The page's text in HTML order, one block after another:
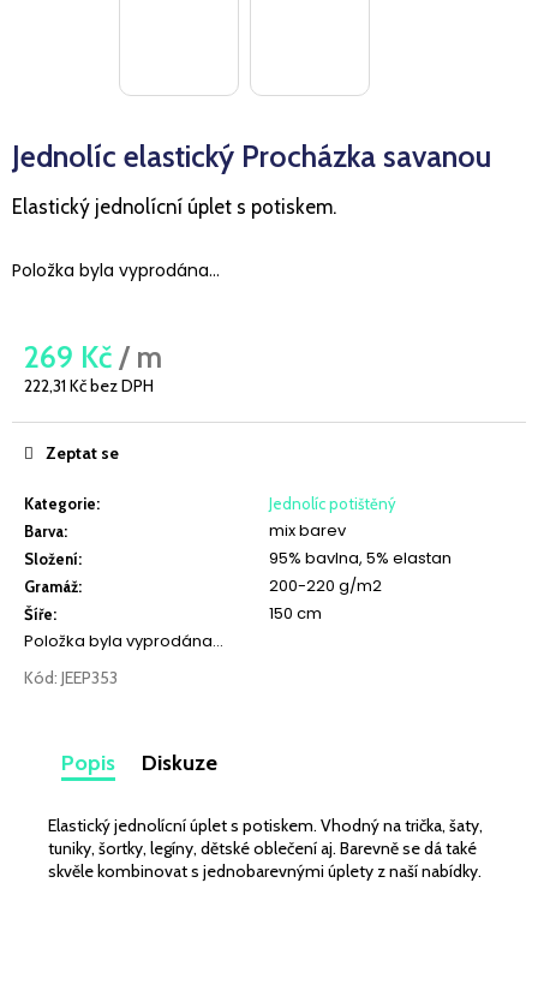
Jednolíc elastický Procházka savanou
Elastický jednolícní úplet s potiskem.
Položka byla vyprodána…
269 Kč / m
222,31 Kč bez DPH
cena:
Kategorie:
Jednolíc potištěný
Barva: mix barev
Složení: 95% bavlna, 5% elastan
Gramáž: 200-220 g/m2
Šíře:
150 cm
Položka byla vyprodána…
Kód: JEEP353
Zeptat se
Popis Diskuze
Elastický jednolícní úplet s potiskem. Vhodný na trička, šaty,
tuniky, šortky, legíny, dětské oblečení aj. Barevně se dá také
skvěle kombinovat s jednobarevnými úplety z naší nabídky.
?
HLEDAT
D
o
u
č
u
j
e
m
e
SPORTOVNÍ
PLÁŠŤOVKA
MATNÁ
259
Kč